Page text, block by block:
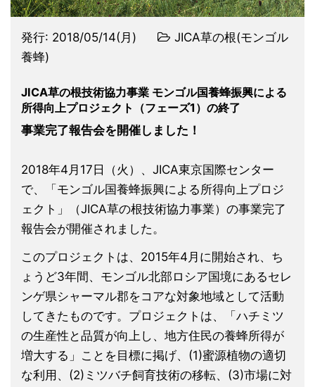
発行: 2018/05/14(月)
JICA草の根(モンゴル
養蜂)
JICA草の根技術協力事業 モンゴル国養蜂振興による
所得向上プロジェクト（フェーズ1）の終了
事業完了報告会を開催しました！
2018年4月17日（火）、JICA東京国際センター
で、「モンゴル国養蜂振興による所得向上プロジ
ェクト」（JICA草の根技術協力事業）の事業完了
報告会が開催されました。
このプロジェクトは、2015年4月に開始され、ち
ょうど3年間、モンゴル北部ロシア国境にあるセレ
ンゲ県シャーマル郡をコアな対象地域として活動
してきたものです。プロジェクトは、「ハチミツ
の生産性と品質が向上し、地方住民の養蜂所得が
増大する」ことを目標に掲げ、(1)蜜源植物の適切
な利用、(2)ミツバチ飼育技術の移転、(3)市場に対